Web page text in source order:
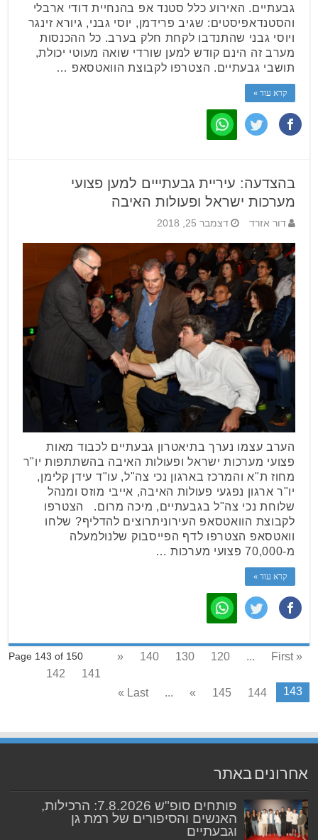
גבעתיים. האירוע כלל סטנד אפ בהנחיית דודי ארבלי
והסטנדאפיסטים: שגיב פרידמן, יוסי גבני, גיורא זינגר
ויוסי גבני שהתנדבו לקחת חלק בערב. כל ההכנסות
מערב זה הינם קודש למען שורדי שואה מעוטי יכולת,
תושבי גבעתיים. הצטרפו לקבוצת הוואטסאפ …
קרא עוד »
בהצדעה: עיריית גבעתייים למען פצועי
מערכות ישראל ופעולות האיבה
דור אזרד דצמבר 25, 2018
הערב עצמו נערך בתיאטרון גבעתיים לכבוד מאות
פצועי מערכות ישראל ופעולות האיבה בהשתתפות יו"ר
מחוז ת"א והמרכז בארגון נכי צה"ל, עו"ד עידן קלימן,
יו"ר ארגון נפגעי פעולות האיבה, אייבי מוזס ומנהל
שלוחת נכי צה"ל בגבעתיים, מיכה מרום. הצטרפו
לקבוצת הוואטסאפ העירוניתרוצים להדליף? שלחו
וואטסאפ הצטרפו לדף הפייסבוק שלנולמעלה
מ-70,000 פצועי מערכות …
קרא עוד »
Page 143 of 150 « First
...
120
130
140
«
141
142
143
144
145
»
...
Last »
אחרונים באתר
פותחים סופ"ש 7.8.2026: הרכילות,
האנשים והסיפורים של רמת גן
וגבעתיים